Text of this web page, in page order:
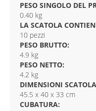
PESO SINGOLO DEL
0.40 kg
LA SCATOLA
10 pezzi
PESO BRUTTO:
4.9 kg
PESO NETTO:
4.2 kg
DIMENSIONI
45.5 x 40 x 33 cm
CUBATURA: